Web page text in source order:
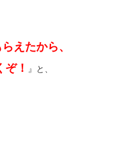
えたから、
！
』と、